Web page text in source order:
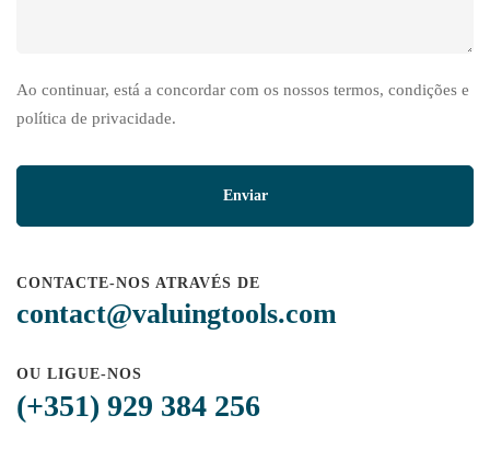
Ao continuar, está a concordar com os nossos termos, condições e
política de privacidade.
CONTACTE-NOS ATRAVÉS DE
contact@valuingtools.com
OU LIGUE-NOS
(+351) 929 384 256